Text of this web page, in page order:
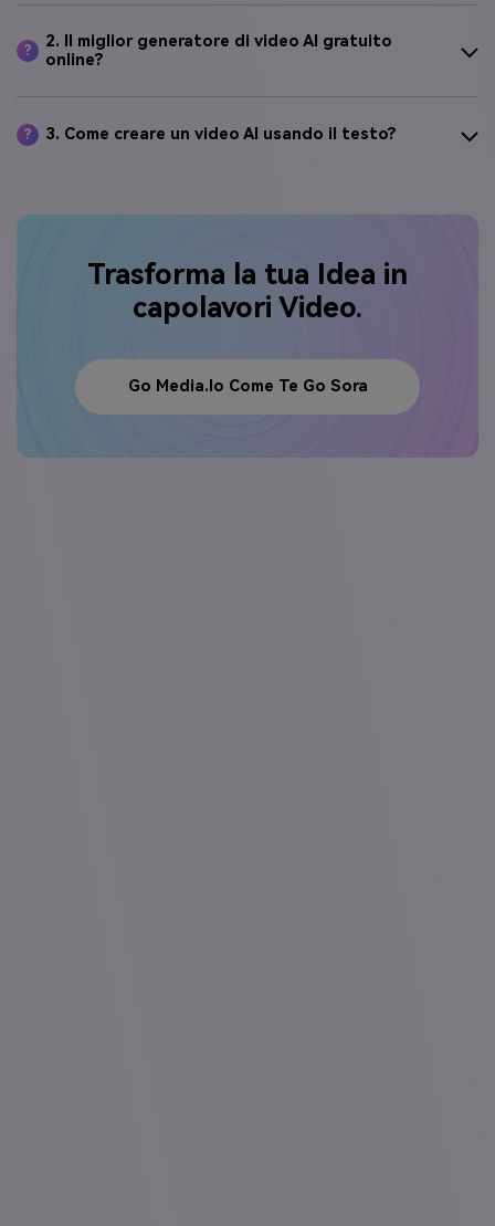
?
2. Il miglior generatore di video AI gratuito
online?
? 3. Come creare un video AI usando il testo?
Trasforma la tua Idea in
capolavori Video.
Go Media.io Come Te Go Sora